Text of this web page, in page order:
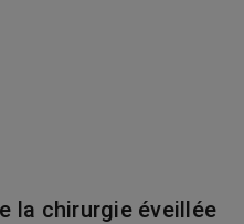
la chirurgie éveillée